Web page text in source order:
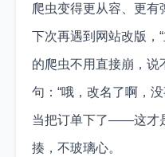
爬虫变得更从容、更有
下次再遇到网站改版，
的爬虫不用直接崩，说
句：“哦，改名了啊，
当把订单下了——这才
揍，不玻璃心。